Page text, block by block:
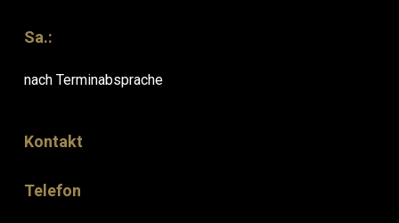
Sa.:
nach Terminabsprache
Kontakt
Telefon